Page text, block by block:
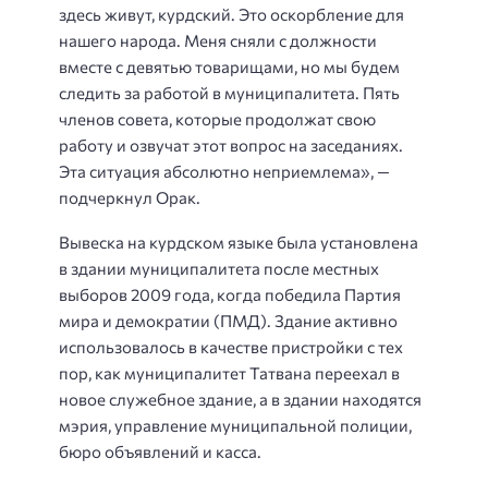
здесь живут, курдский. Это оскорбление для
нашего народа. Меня сняли с должности
вместе с девятью товарищами, но мы будем
следить за работой в муниципалитета. Пять
членов совета, которые продолжат свою
работу и озвучат этот вопрос на заседаниях.
Эта ситуация абсолютно неприемлема», —
подчеркнул Орак.
Вывеска на курдском языке была установлена
в здании муниципалитета после местных
выборов 2009 года, когда победила Партия
мира и демократии (ПМД). Здание активно
использовалось в качестве пристройки с тех
пор, как муниципалитет Татвана переехал в
новое служебное здание, а в здании находятся
мэрия, управление муниципальной полиции,
бюро объявлений и касса.